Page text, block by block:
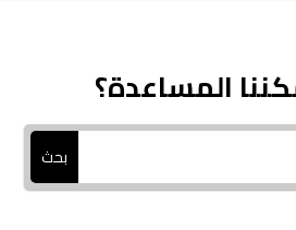
المساعدة؟
بحث